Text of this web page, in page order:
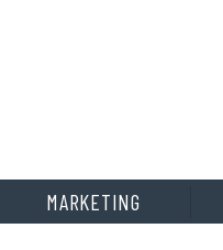
MARKETING